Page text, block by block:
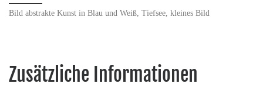
Bild abstrakte Kunst in Blau und Weiß, Tiefsee, kleines Bild
Zusätzliche Informationen